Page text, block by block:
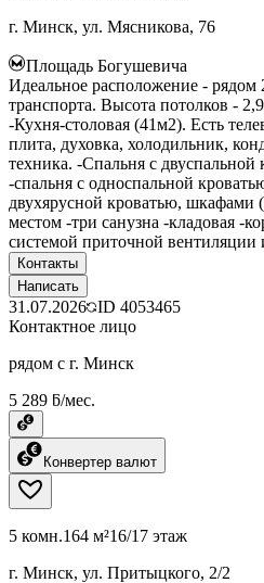
г. Минск, ул. Мясникова, 76
Площадь Богушевича
Идеальное расположение - рядом
транспорта. Высота потолков -
-Кухня-столовая (41м2). Есть
плита, духовка, холодильник,
техника. -Спальня с
-спальня с односпальной
двухярусной кроватью, шкафами
местом -три санузна -кладовая -
системой приточной вентиляции
Контакты
Написать
31.07.2026 ID 4053465
Контактное лицо
рядом с г. Минск
5 289 ƃ/мес.
Конвертер валют
5 комн.164 м²16/17 этаж
г. Минск, ул. Притыцкого, 2/2